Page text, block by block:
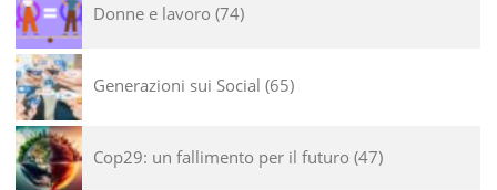
Donne e lavoro 74
Generazioni sui Social 65
Cop29: un fallimento per il futuro 47